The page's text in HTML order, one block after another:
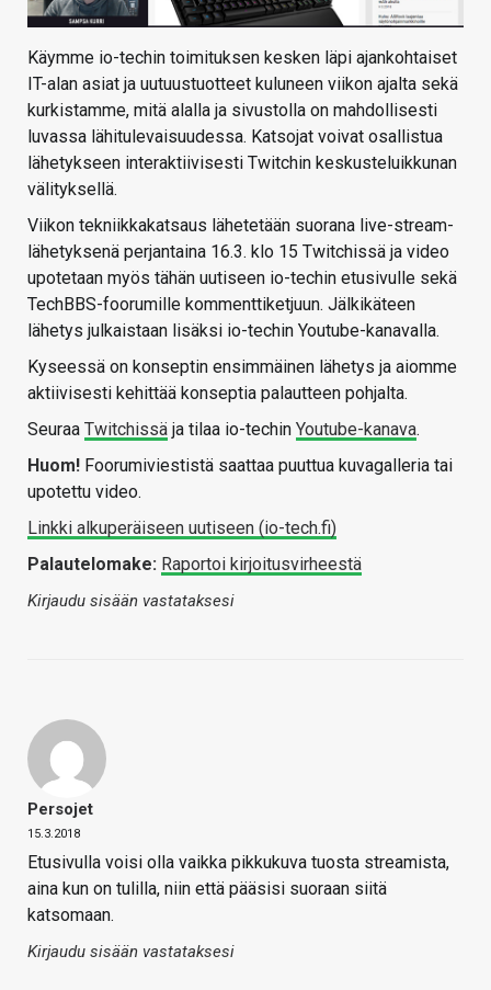
Käymme io-techin toimituksen kesken läpi ajankohtaiset
IT-alan asiat ja uutuustuotteet kuluneen viikon ajalta sekä
kurkistamme, mitä alalla ja sivustolla on mahdollisesti
luvassa lähitulevaisuudessa. Katsojat voivat osallistua
lähetykseen interaktiivisesti Twitchin keskusteluikkunan
välityksellä.
Viikon tekniikkakatsaus lähetetään suorana live-stream-
lähetyksenä perjantaina 16.3. klo 15 Twitchissä ja video
upotetaan myös tähän uutiseen io-techin etusivulle sekä
TechBBS-foorumille kommenttiketjuun. Jälkikäteen
lähetys julkaistaan lisäksi io-techin Youtube-kanavalla.
Kyseessä on konseptin ensimmäinen lähetys ja aiomme
aktiivisesti kehittää konseptia palautteen pohjalta.
Seuraa Twitchissä ja tilaa io-techin Youtube-kanava.
Huom! Foorumiviestistä saattaa puuttua kuvagalleria tai
upotettu video.
Linkki alkuperäiseen uutiseen (io-tech.fi)
Palautelomake: Raportoi kirjoitusvirheestä
Kirjaudu sisään vastataksesi
Persojet
15.3.2018
Etusivulla voisi olla vaikka pikkukuva tuosta streamista,
aina kun on tulilla, niin että pääsisi suoraan siitä
katsomaan.
Kirjaudu sisään vastataksesi